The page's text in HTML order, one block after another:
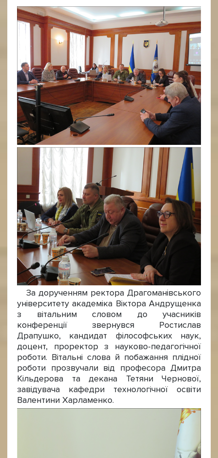
За дорученням ректора Драгоманівського
університету академіка Віктора Андрущенка
з вітальним словом до учасників
конференції звернувся Ростислав
Драпушко, кандидат філософських наук,
доцент, проректор з науково-педагогічної
роботи. Вітальні слова й побажання плідної
роботи прозвучали від професора Дмитра
Кільдерова та декана Тетяни Чернової,
завідувача кафедри технологічної освіти
Валентини Харламенко.